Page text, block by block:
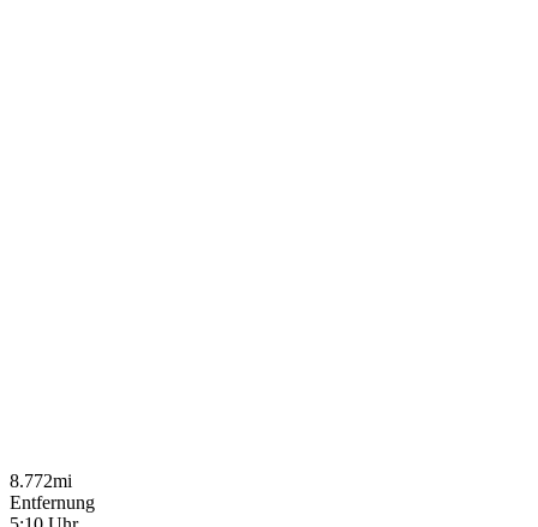
8.772mi
Entfernung